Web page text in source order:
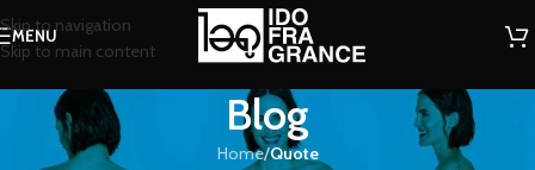
Skip to navigation
Skip to main content
MENU
Blog
Home/Quote